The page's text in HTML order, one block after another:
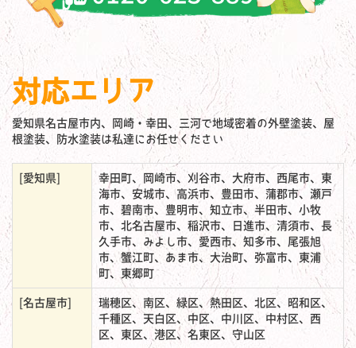
対応エリア
愛知県名古屋市内、岡崎・幸田、三河で地域密着の外壁塗装、屋
根塗装、防水塗装は私達にお任せください
[愛知県]
幸田町、岡崎市、刈谷市、大府市、西尾市、東
海市、安城市、高浜市、豊田市、蒲郡市、瀬戸
市、碧南市、豊明市、知立市、半田市、小牧
市、北名古屋市、稲沢市、日進市、清須市、長
久手市、みよし市、愛西市、知多市、尾張旭
市、蟹江町、あま市、大治町、弥富市、東浦
町、東郷町
[名古屋市]
瑞穂区、南区、緑区、熱田区、北区、昭和区、
千種区、天白区、中区、中川区、中村区、西
区、東区、港区、名東区、守山区